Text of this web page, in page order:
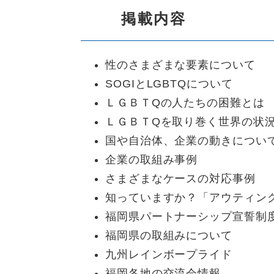
掲載内容
性のさまざまな要素について
SOGIとLGBTQについて
ＬＧＢＴQの人たちの困難とは
ＬＧＢＴQを取り巻く世界の状
国や自治体、企業の動きについ
企業の取組み事例
さまざまなケースの対応事例
知っていますか？「アウティン
福岡県パートナーシップ宣誓制
福岡県の取組みについて
九州レインボープライド